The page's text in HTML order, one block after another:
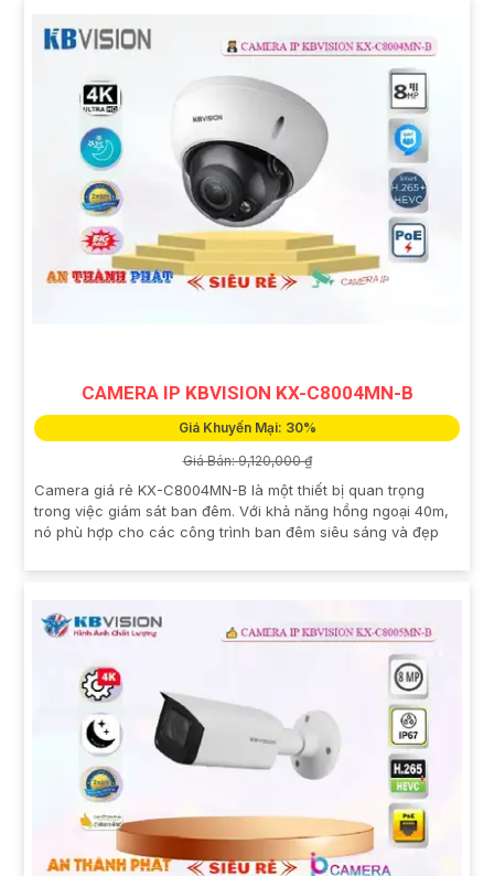
CAMERA IP KBVISION KX-C8004MN-B
Giá Khuyến Mại: 30%
Giá Bán: 9,120,000 ₫
Camera giá rẻ KX-C8004MN-B là một thiết bị quan trọng
trong việc giám sát ban đêm. Với khả năng hồng ngoại 40m,
nó phù hợp cho các công trình ban đêm siêu sáng và đẹp